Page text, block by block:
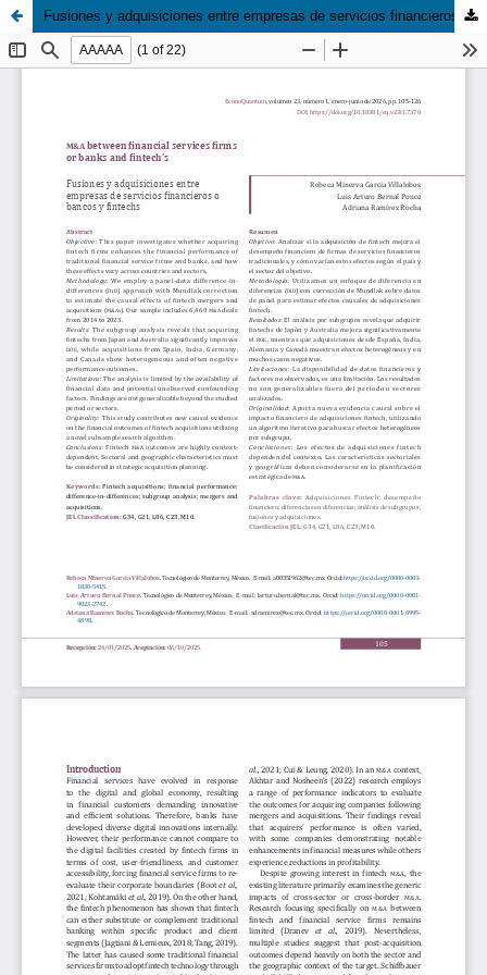
Fusiones y adquisiciones entre empresas de servicios financieros o bancos y fintechs